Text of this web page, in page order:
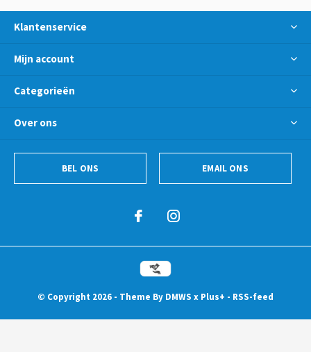
Klantenservice
Mijn account
Categorieën
Over ons
BEL ONS EMAIL ONS
© Copyright 2026 - Theme By DMWS x Plus+ - RSS-feed